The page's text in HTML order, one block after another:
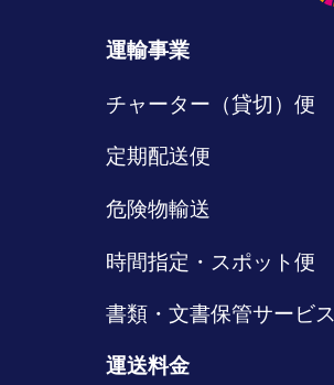
運輸事業
チャーター（貸切）便
定期配送便
危険物輸送
時間指定・スポット便
書類・文書保管サービス
運送料金